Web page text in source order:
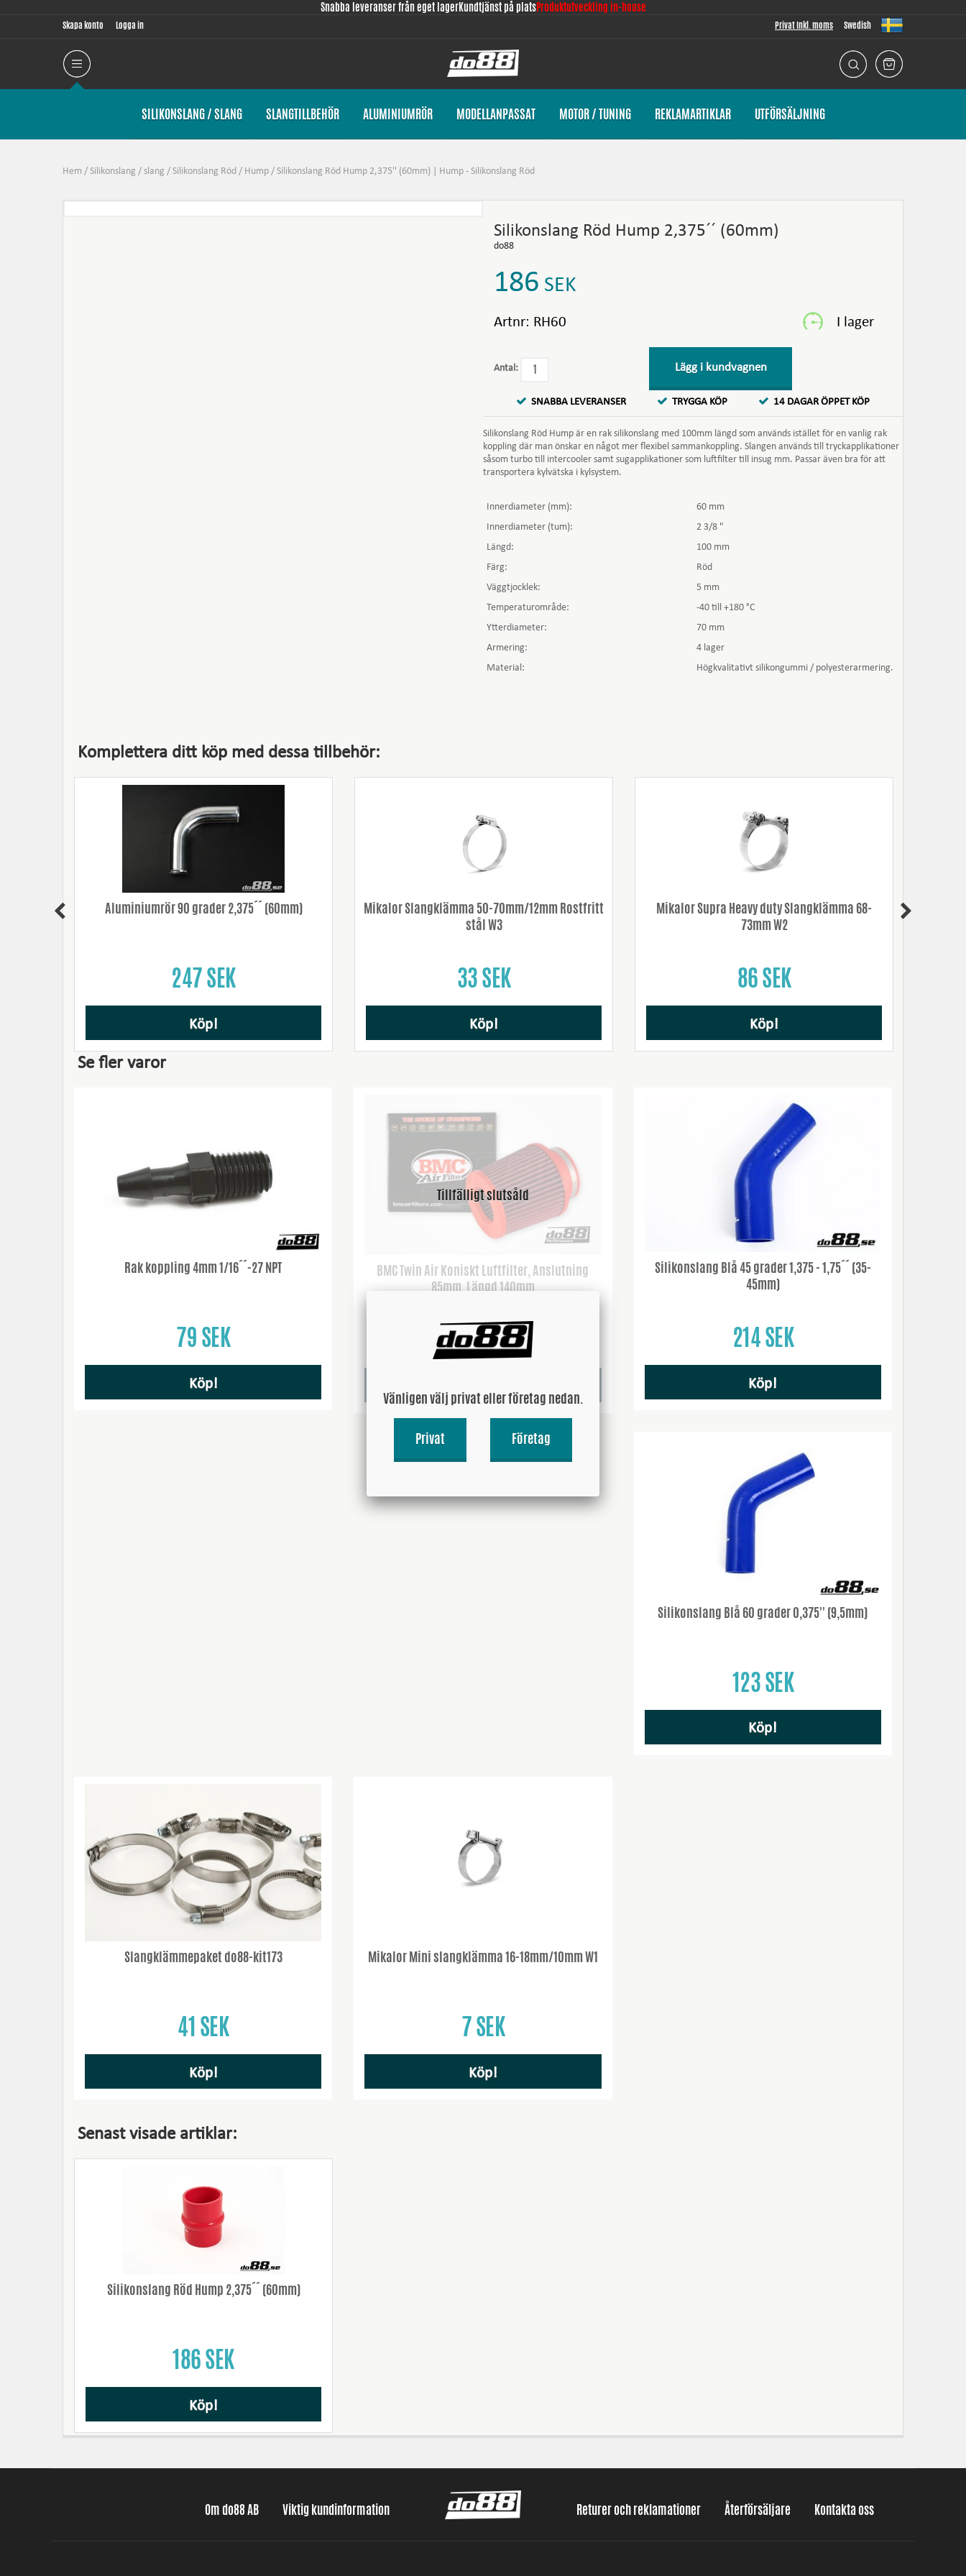
Snabba leveranser från eget lagerKundtjänst på platsProduktutveckling in-house
Skapa konto Logga in Privat Inkl. moms Swedish
SILIKONSLANG / SLANG SLANGTILLBEHÖR ALUMINIUMRÖR MODELLANPASSAT MOTOR / TUNING REKLAMARTIKLAR UTFÖRSÄLJNING
Hem / Silikonslang / slang / Silikonslang Röd / Hump / Silikonslang Röd Hump 2,375'' (60mm) | Hump - Silikonslang Röd
Silikonslang Röd Hump 2,375´´ (60mm)
do88
186 SEK
Artnr: RH60
Antal: Lägg i kundvagnen
SNABBA LEVERANSER TRYGGA KÖP 14 DAGAR ÖPPET KÖP
Silikonslang Röd Hump är en rak silikonslang med 100mm längd som används istället för en vanlig rak
koppling där man önskar en något mer flexibel sammankoppling. Slangen används till tryckapplikationer
såsom turbo till intercooler samt sugapplikationer som luftfilter till insug mm. Passar även bra för att
transportera kylvätska i kylsystem.
Innerdiameter (mm):
60 mm
Innerdiameter (tum):
2 3/8 "
Längd:
100 mm
Färg:
Röd
Väggtjocklek:
5 mm
Temperaturområde:
-40 till +180 °C
Ytterdiameter:
70 mm
Armering:
4 lager
Material:
Högkvalitativt silikongummi / polyesterarmering.
Komplettera ditt köp med dessa tillbehör:
Aluminiumrör 90 grader 2,375´´ (60mm)
247 SEK
Köp!
Mikalor Slangklämma 50-70mm/12mm Rostfritt
stål W3
33 SEK
Köp!
Mikalor Supra Heavy duty Slangklämma 68-
73mm W2
86 SEK
Köp!
Se fler varor
Rak koppling 4mm 1/16´´-27 NPT
79 SEK
Köp!
BMC Twin Air Koniskt Luftfilter, Anslutning
85mm, Längd 140mm
876 SEK
Silikonslang Blå 45 grader 1,375 - 1,75´´ (35-
45mm)
214 SEK
Köp!
Silikonslang Blå 60 grader 0,375'' (9,5mm)
123 SEK
Köp!
Slangklämmepaket do88-kit173
41 SEK
Köp!
Mikalor Mini slangklämma 16-18mm/10mm W1
7 SEK
Köp!
Senast visade artiklar:
Silikonslang Röd Hump 2,375´´ (60mm)
186 SEK
Köp!
Om do88 AB Viktig kundinformation Returer och reklamationer Återförsäljare Kontakta oss
Vänligen välj privat eller företag nedan.
Privat Företag